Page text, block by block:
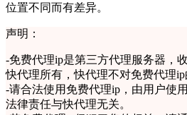
位置不同而有差异。
声明：
-免费代理ip是第三方代理服务器，
快代理所有，快代理不对免费代理ip
-请合法使用免费代理ip，由用户使
法律责任与快代理无关。